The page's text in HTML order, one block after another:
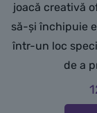
joacă creativă
să-și închipuie
într-un loc
de a